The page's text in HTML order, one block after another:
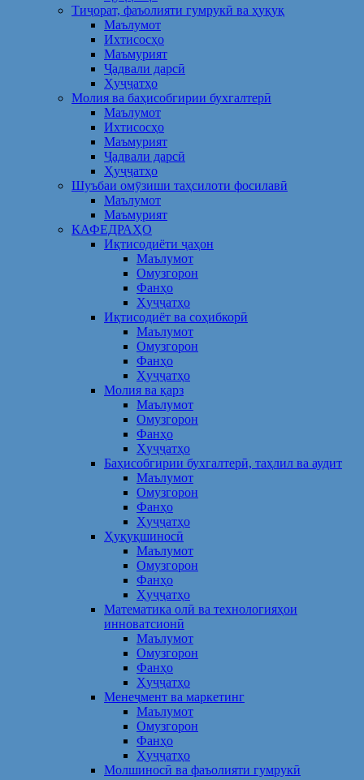
Тиҷорат, фаъолияти гумрукӣ ва ҳуқуқ
Маълумот
Ихтисосҳо
Маъмурият
Ҷадвали дарсӣ
Ҳуҷҷатҳо
Молия ва баҳисобгирии бухгалтерӣ
Маълумот
Ихтисосҳо
Маъмурият
Ҷадвали дарсӣ
Ҳуҷҷатҳо
Шуъбаи омӯзиши таҳсилоти фосилавӣ
Маълумот
Маъмурият
КАФЕДРАҲО
Иқтисодиёти ҷаҳон
Маълумот
Омузгорон
Фанҳо
Ҳуҷҷатҳо
Иқтисодиёт ва соҳибкорӣ
Маълумот
Омузгорон
Фанҳо
Ҳуҷҷатҳо
Молия ва қарз
Маълумот
Омузгорон
Фанҳо
Ҳуҷҷатҳо
Баҳисобгирии бухгалтерӣ, таҳлил ва аудит
Маълумот
Омузгорон
Фанҳо
Ҳуҷҷатҳо
Ҳуқуқшиносӣ
Маълумот
Омузгорон
Фанҳо
Ҳуҷҷатҳо
Математика олӣ ва технологияҳои
инноватсионӣ
Маълумот
Омузгорон
Фанҳо
Ҳуҷҷатҳо
Менеҷмент ва маркетинг
Маълумот
Омузгорон
Фанҳо
Ҳуҷҷатҳо
Молшиносӣ ва фаъолияти гумрукӣ